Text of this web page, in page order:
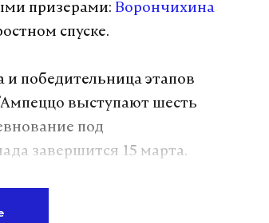
призерами: Ворончихина
спуске.
победительница этапов
выступают шесть
под
завершится 15 марта.